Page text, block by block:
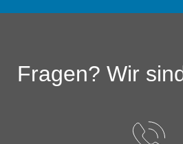
Fragen? Wir